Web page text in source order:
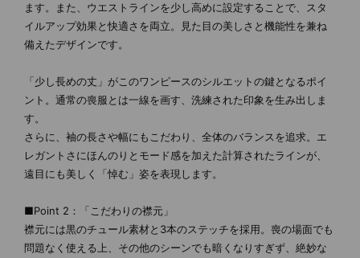
ます。また、ウエストラインを少し高めに設定することで、スタ
イルアップ効果と快適さを両立。見た目の美しさと機能性を兼ね
備えたデザインです。
「少し長めの丈」がこのワンピースのシルエットの鍵となるポイ
ント。通常の喪服とは一線を画す、洗練された印象を生み出しま
す。
さらに、袖の長さや幅にもこだわり、全体のバランスを追求。エ
レガントさにほんのりとモード感を加えた計算されたラインが、
遠目にも美しく「悼む」姿を表現します。
■Point 2：「こだわりの襟元」
襟元には黒のチュール素材と3本のステッチを採用。喪の場面でも
問題なく使える上、その他のシーンでも暗くなりすぎず、絶妙な